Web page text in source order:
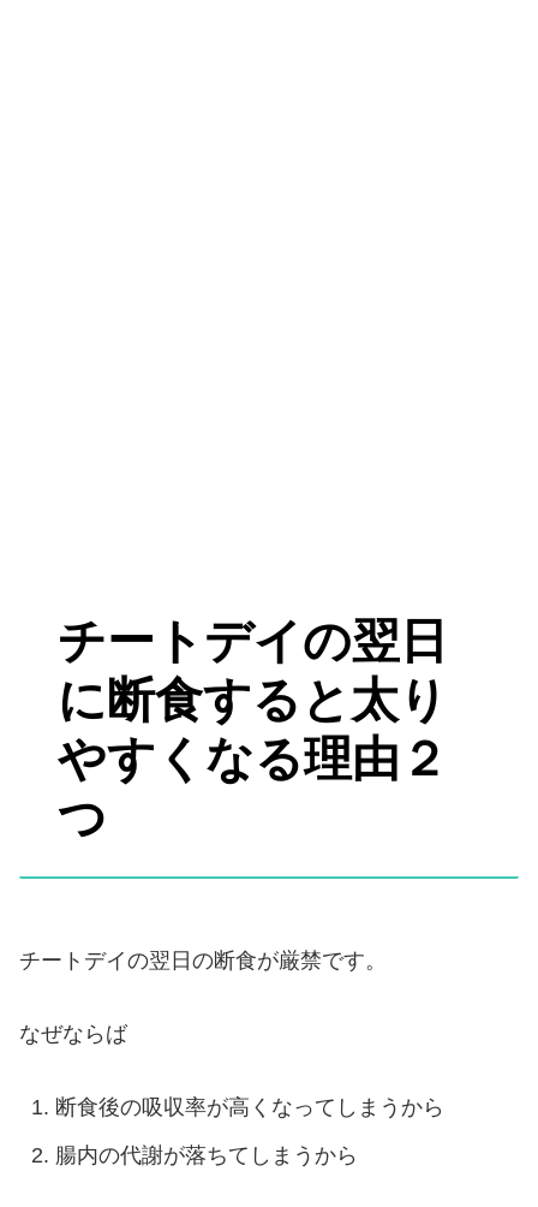
チートデイの翌日
に断食すると太り
やすくなる理由２
つ
チートデイの翌日の断食が厳禁です。
なぜならば
断食後の吸収率が高くなってしまうから
腸内の代謝が落ちてしまうから